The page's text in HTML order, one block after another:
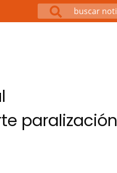
paralización